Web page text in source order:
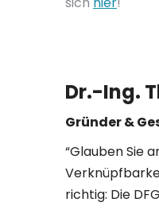
Dr.-Ing.
Gründer &
“Glauben Sie
richtig: Die